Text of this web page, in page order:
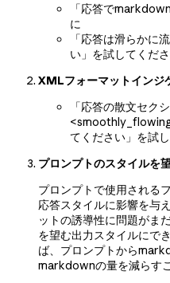
「応答で
に
「応答は滑らかに
い」を試してくださ
XMLフォーマットインジ
「応答の散文セク
てください」を試し
プロンプトのスタイルを
プロンプトで使用される
応答スタイルに影響を与
ットの誘導性に問題がま
を望む出力スタイルにで
ば、プロンプトから
markdownの量を減らす